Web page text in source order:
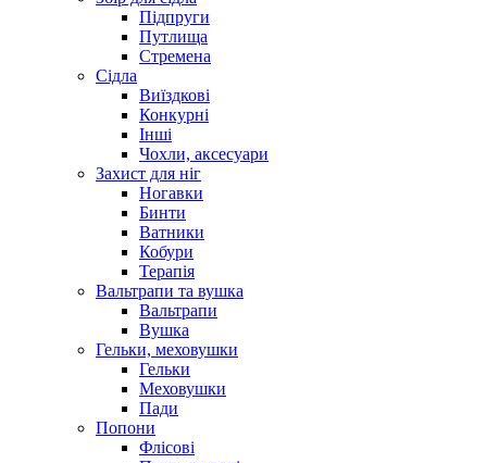
Підпруги
Путлища
Стремена
Сідла
Виїздкові
Конкурні
Інші
Чохли, аксесуари
Захист для ніг
Ногавки
Бинти
Ватники
Кобури
Терапія
Вальтрапи та вушка
Вальтрапи
Вушка
Гельки, меховушки
Гельки
Меховушки
Пади
Попони
Флісові